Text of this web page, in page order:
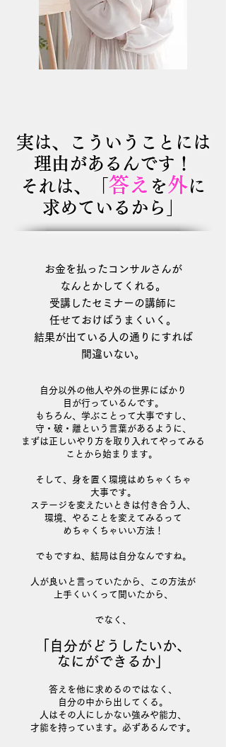
実は、こういうことには
理由があるんです！
それは、「 答え を外に
求めているから」
お金を払ったコンサルさんが
なんとかしてくれる ​。
受講したセミナーの講師に
任せておけばうまくいく。
結果が出ている人の通りにすれば
間違いない。
自分以外の他人や外の世界にばかり
目が行っているんです。
もちろん、学ぶことって大事ですし、
守・破・離という言葉があるように、
まずは正しいやり方を取り入れてやってみる
ことから始まります。
そして、身を置く環境はめちゃくちゃ
大事です。
ステージを変えたいときは付き合う人、
環境、やることを変えてみるって
めちゃくちゃいい方法！
でもですね、結局は自分なんですね。
人が良いと言っていたから、この方法が
上手くいくって聞いたから、
でなく、
自分がどうしたいか、
なにができるか」
答えを他に求めるのではなく、
自分の中から出してくる。
人はその人にしかない強みや能力、
才能を持っています。必ずあるんです。